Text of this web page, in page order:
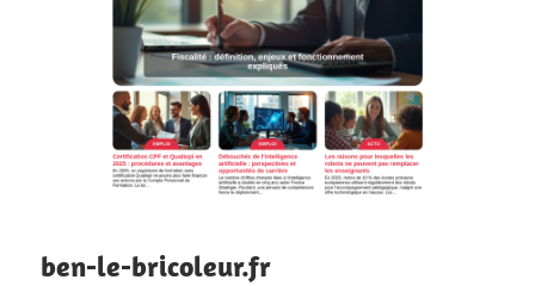
ben-le-bricoleur.fr